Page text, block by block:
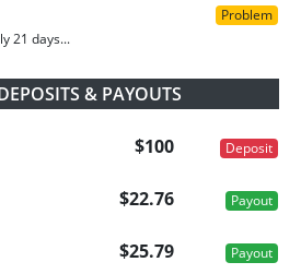
Problem
21 days...
& PAYOUTS
$100 Deposit
$22.76 Payout
$25.79 Payout